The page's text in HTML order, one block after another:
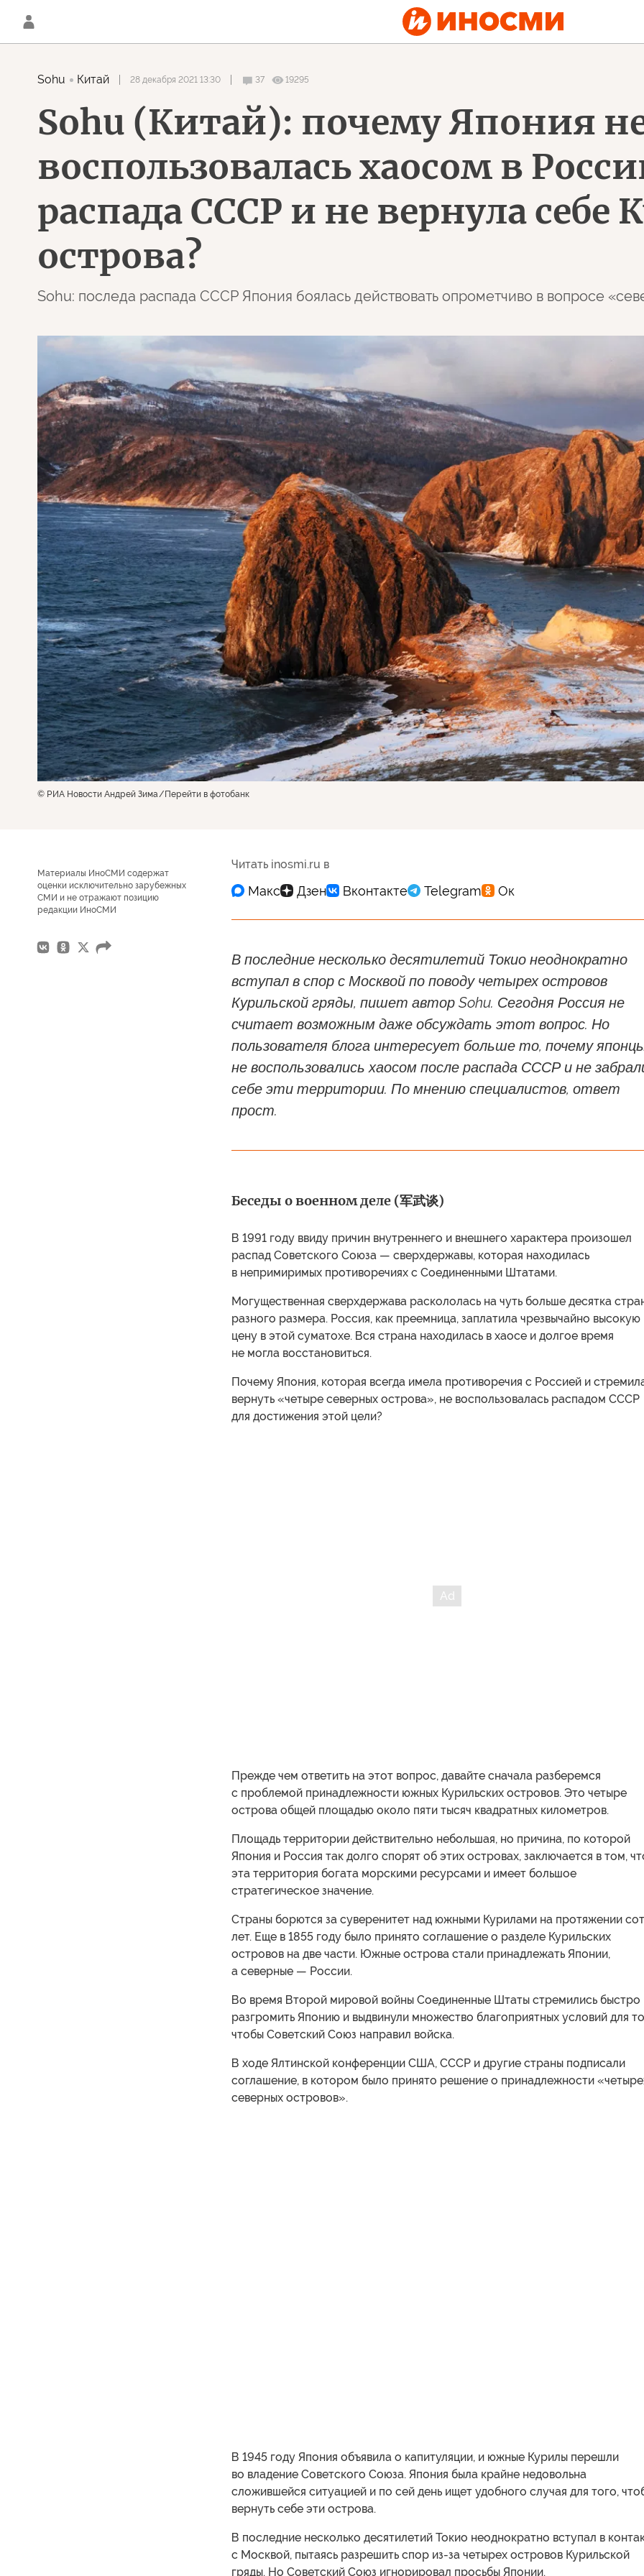
Sohu Китай 28 декабря 2021 13:30 37 19295
Sohu (Китай): почему Япония
воспользовалась хаосом в
распада СССР и не вернула себе
острова?
Sohu: последа распада СССР Япония боялась действовать опрометчиво в вопросе
© РИА Новости Андрей Зима Перейти в фотобанк
Материалы ИноСМИ содержат
оценки исключительно зарубежных
СМИ и не отражают позицию
редакции ИноСМИ
Читать inosmi.ru в
В последние несколько десятилетий Токио неоднократно
вступал в спор с Москвой по поводу четырех островов
Курильской гряды, пишет автор Sohu. Сегодня Россия не
считает возможным даже обсуждать этот вопрос. Но
пользователя блога интересует больше то, почему
не воспользовались хаосом после распада СССР и не
себе эти территории. По мнению специалистов, ответ
прост.
Беседы о военном деле (军武谈)
В 1991 году ввиду причин внутреннего и внешнего характера произошел
распад Советского Союза — сверхдержавы, которая находилась
в непримиримых противоречиях с Соединенными Штатами.
Могущественная сверхдержава раскололась на чуть больше десятка
разного размера. Россия, как преемница, заплатила чрезвычайно высокую
цену в этой суматохе. Вся страна находилась в хаосе и долгое время
не могла восстановиться.
Почему Япония, которая всегда имела противоречия с Россией и
вернуть «четыре северных острова», не воспользовалась распадом СССР
для достижения этой цели?
Прежде чем ответить на этот вопрос, давайте сначала разберемся
с проблемой принадлежности южных Курильских островов. Это четыре
острова общей площадью около пяти тысяч квадратных километров.
Площадь территории действительно небольшая, но причина, по которой
Япония и Россия так долго спорят об этих островах, заключается в том,
эта территория богата морскими ресурсами и имеет большое
стратегическое значение.
Страны борются за суверенитет над южными Курилами на протяжении
лет. Еще в 1855 году было принято соглашение о разделе Курильских
островов на две части. Южные острова стали принадлежать Японии,
а северные — России.
Во время Второй мировой войны Соединенные Штаты стремились быстро
разгромить Японию и выдвинули множество благоприятных условий для
чтобы Советский Союз направил войска.
В ходе Ялтинской конференции США, СССР и другие страны подписали
соглашение, в котором было принято решение о принадлежности
северных островов».
В 1945 году Япония объявила о капитуляции, и южные Курилы перешли
во владение Советского Союза. Япония была крайне недовольна
сложившейся ситуацией и по сей день ищет удобного случая для того,
вернуть себе эти острова.
В последние несколько десятилетий Токио неоднократно вступал в
с Москвой, пытаясь разрешить спор из-за четырех островов Курильской
гряды. Но Советский Союз игнорировал просьбы Японии.